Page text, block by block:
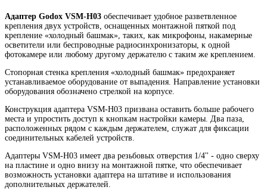
Адаптер Godox VSM-H03 обеспечивает удобное разветвленное
крепления двух устройств, оснащенных монтажной пяткой под
крепление «холодный башмак», таких, как микрофоны, накамерные
осветители или беспроводные радиосинхронизаторы, к одной
фотокамере или любому другому держателю с таким же креплением.
Стопорная стенка крепления «холодный башмак» предохраняет
устанавливаемое оборудование от выпадения. Направление установки
оборудования обозначено стрелкой на корпусе.
Конструкция адаптера VSM-H03 призвана оставить больше рабочего
места и упростить доступ к кнопкам настройки камеры. Два паза,
расположенных рядом с каждым держателем, служат для фиксации
соединительных кабелей устройств.
Адаптеры VSM-H03 имеет два резьбовых отверстия 1/4'' - одно сверху
на пластине и одно внизу на монтажной пятке, что обеспечивает
возможность установки адаптера на штативе и использования
дополнительных держателей.